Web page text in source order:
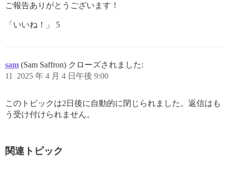
ご報告ありがとうございます！
「いいね！」 5
sam (Sam Saffron) クローズされました:
2025 年 4 月 4 日午後 9:00
11
このトピックは2日後に自動的に閉じられました。返信はも
う受け付けられません。
関連トピック